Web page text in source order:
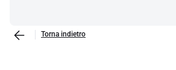
Torna indietro